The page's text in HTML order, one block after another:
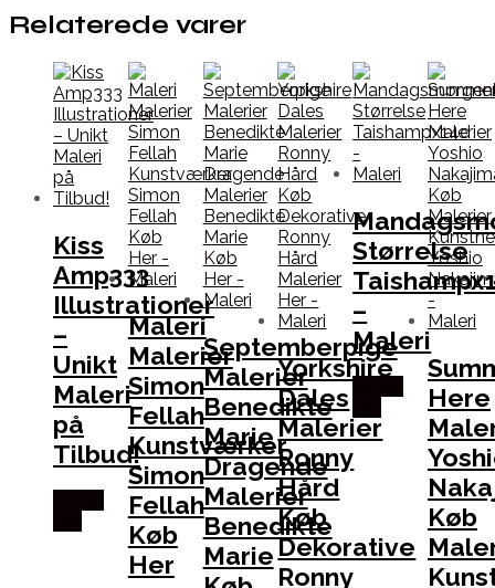
Relaterede varer
Kiss
Amp333
Illustrationer
–
Unikt
Maleri
på
Tilbud!
Maleri
Malerier
Simon
Fellah
Kunstværker
Simon
Fellah
Køb
Her
Septemberpige
Malerier
Benedikte
Marie
Dragende
Malerier
Benedikte
Marie
Yorkshire
Dales
Malerier
Ronny
Hård
Køb
Dekorative
Ronny
Størrelse
–
Maleri
Here
Køb